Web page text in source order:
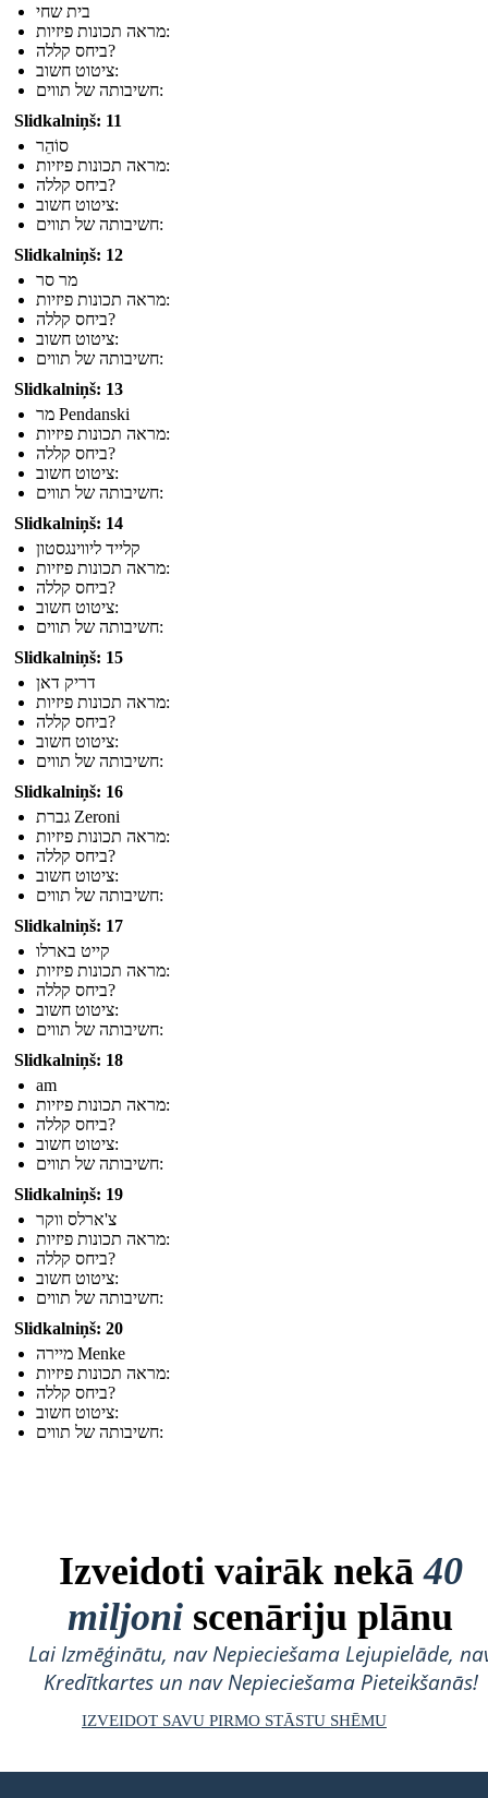
בית שחי
מראה תכונות פיזיות:
ביחס קללה?
ציטוט חשוב:
חשיבותה של תווים:
Slidkalniņš: 11
סוֹהֵר
מראה תכונות פיזיות:
ביחס קללה?
ציטוט חשוב:
חשיבותה של תווים:
Slidkalniņš: 12
מר סר
מראה תכונות פיזיות:
ביחס קללה?
ציטוט חשוב:
חשיבותה של תווים:
Slidkalniņš: 13
מר Pendanski
מראה תכונות פיזיות:
ביחס קללה?
ציטוט חשוב:
חשיבותה של תווים:
Slidkalniņš: 14
קלייד ליווינגסטון
מראה תכונות פיזיות:
ביחס קללה?
ציטוט חשוב:
חשיבותה של תווים:
Slidkalniņš: 15
דריק דאן
מראה תכונות פיזיות:
ביחס קללה?
ציטוט חשוב:
חשיבותה של תווים:
Slidkalniņš: 16
גברת Zeroni
מראה תכונות פיזיות:
ביחס קללה?
ציטוט חשוב:
חשיבותה של תווים:
Slidkalniņš: 17
קייט בארלו
מראה תכונות פיזיות:
ביחס קללה?
ציטוט חשוב:
חשיבותה של תווים:
Slidkalniņš: 18
am
מראה תכונות פיזיות:
ביחס קללה?
ציטוט חשוב:
חשיבותה של תווים:
Slidkalniņš: 19
צ'ארלס ווקר
מראה תכונות פיזיות:
ביחס קללה?
ציטוט חשוב:
חשיבותה של תווים:
Slidkalniņš: 20
מיירה Menke
מראה תכונות פיזיות:
ביחס קללה?
ציטוט חשוב:
חשיבותה של תווים:
Izveidoti vairāk nekā40
miljoni scenāriju plānu
Lai Izmēģinātu, nav Nepieciešama Lejupielāde,
Kredītkartes un nav Nepieciešama Pieteikšanās!
IZVEIDOT SAVU PIRMO STĀSTU SHĒMU